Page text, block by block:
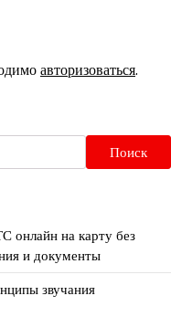
авторизоваться.
Поиск
онлайн на карту без
и документы
звучания